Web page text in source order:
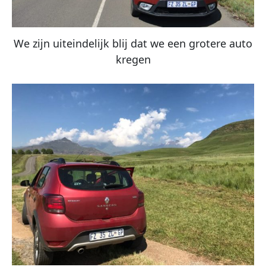
We zijn uiteindelijk blij dat we een grotere auto
kregen